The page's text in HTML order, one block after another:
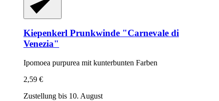
Kiepenkerl Prunkwinde "Carnevale di
Venezia"
Ipomoea purpurea mit kunterbunten Farben
2,59 €
Zustellung bis 10. August